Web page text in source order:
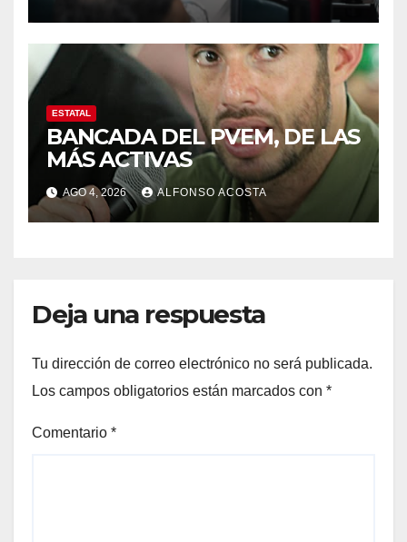
ESTATAL
BANCADA DEL PVEM, DE LAS
MÁS ACTIVAS
AGO 4, 2026 ALFONSO ACOSTA
Deja una respuesta
Tu dirección de correo electrónico no será publicada.
Los campos obligatorios están marcados con *
Comentario *